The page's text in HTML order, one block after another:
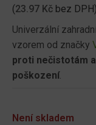
(23.97 Kč bez DPH)
Univerzální
vzorem od značky
proti nečistotám
poškození.
Není skladem